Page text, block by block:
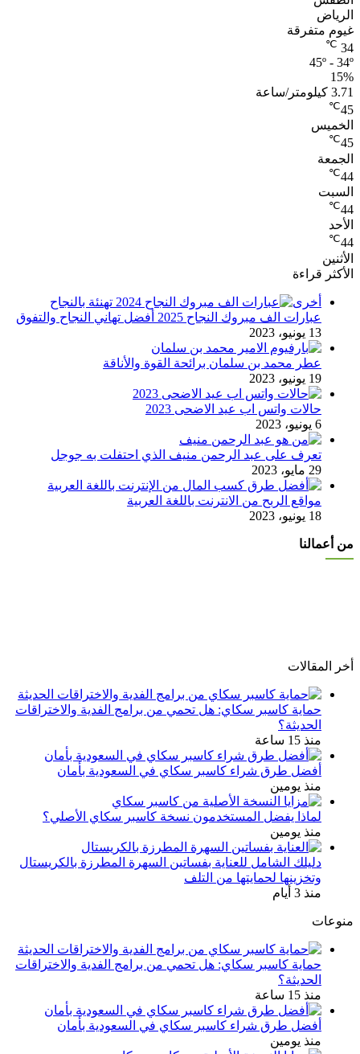
الرياض
غيوم متفرقة
34
℃
45º - 34º
15%
3.71 كيلومتر/ساعة
45
℃
الخميس
45
℃
الجمعة
44
℃
السبت
44
℃
الأحد
44
℃
الأثنين
الأكثر قراءة
أخرى
عبارات الف مبروك النجاح 2025 أفضل تهاني النجاح والتفوق
13 يونيو، 2023
عطر محمد بن سلمان برائحة القوة والأناقة
19 يونيو، 2023
حالات واتس اب عيد الاضحى 2023
6 يونيو، 2023
تعرف على عبد الرحمن منيف الذي احتفلت به جوجل
29 مايو، 2023
مواقع الربح من الانترنت باللغة العربية
18 يونيو، 2023
من أعمالنا
أخر المقالات
حماية كاسبر سكاي: هل تحمي من برامج الفدية والاختراقات
الحديثة؟
منذ 15 ساعة
أفضل طرق شراء كاسبر سكاي في السعودية بأمان
منذ يومين
لماذا يفضل المستخدمون نسخة كاسبر سكاي الأصلي؟
منذ يومين
دليلك الشامل للعناية بفساتين السهرة المطرزة بالكريستال
وتخزينها لحمايتها من التلف
منذ 3 أيام
منوعات
حماية كاسبر سكاي: هل تحمي من برامج الفدية والاختراقات
الحديثة؟
منذ 15 ساعة
أفضل طرق شراء كاسبر سكاي في السعودية بأمان
منذ يومين